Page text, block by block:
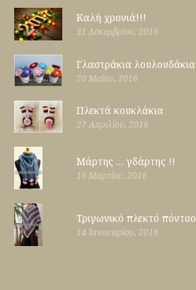
Καλή χρονιά!!!
31 Δεκεμβρίου, 2016
Γλαστράκια λουλουδάκια
20 Μαΐου, 2016
Πλεκτά κουκλάκια
27 Απριλίου, 2016
Μάρτης … γδάρτης !!
16 Μαρτίου, 2016
Τριγωνικό πλεκτό πόντσο
14 Ιανουαρίου, 2016